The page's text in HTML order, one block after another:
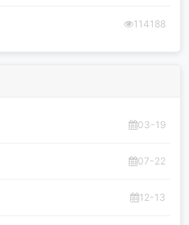
114188
03-19
07-22
12-13